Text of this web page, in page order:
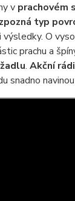
v prachovém
typ
O
prachu a
. Akční
snadno